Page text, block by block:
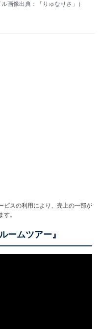
画像出典：「りゅなりさ」）
スの利用により、売上の一部が
。
ームツアー』